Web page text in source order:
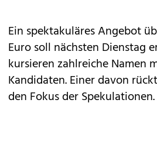
Ein spektakuläres Angebot
Euro soll nächsten Dienstag
kursieren zahlreiche Namen
Kandidaten. Einer davon
den Fokus der Spekulationen.